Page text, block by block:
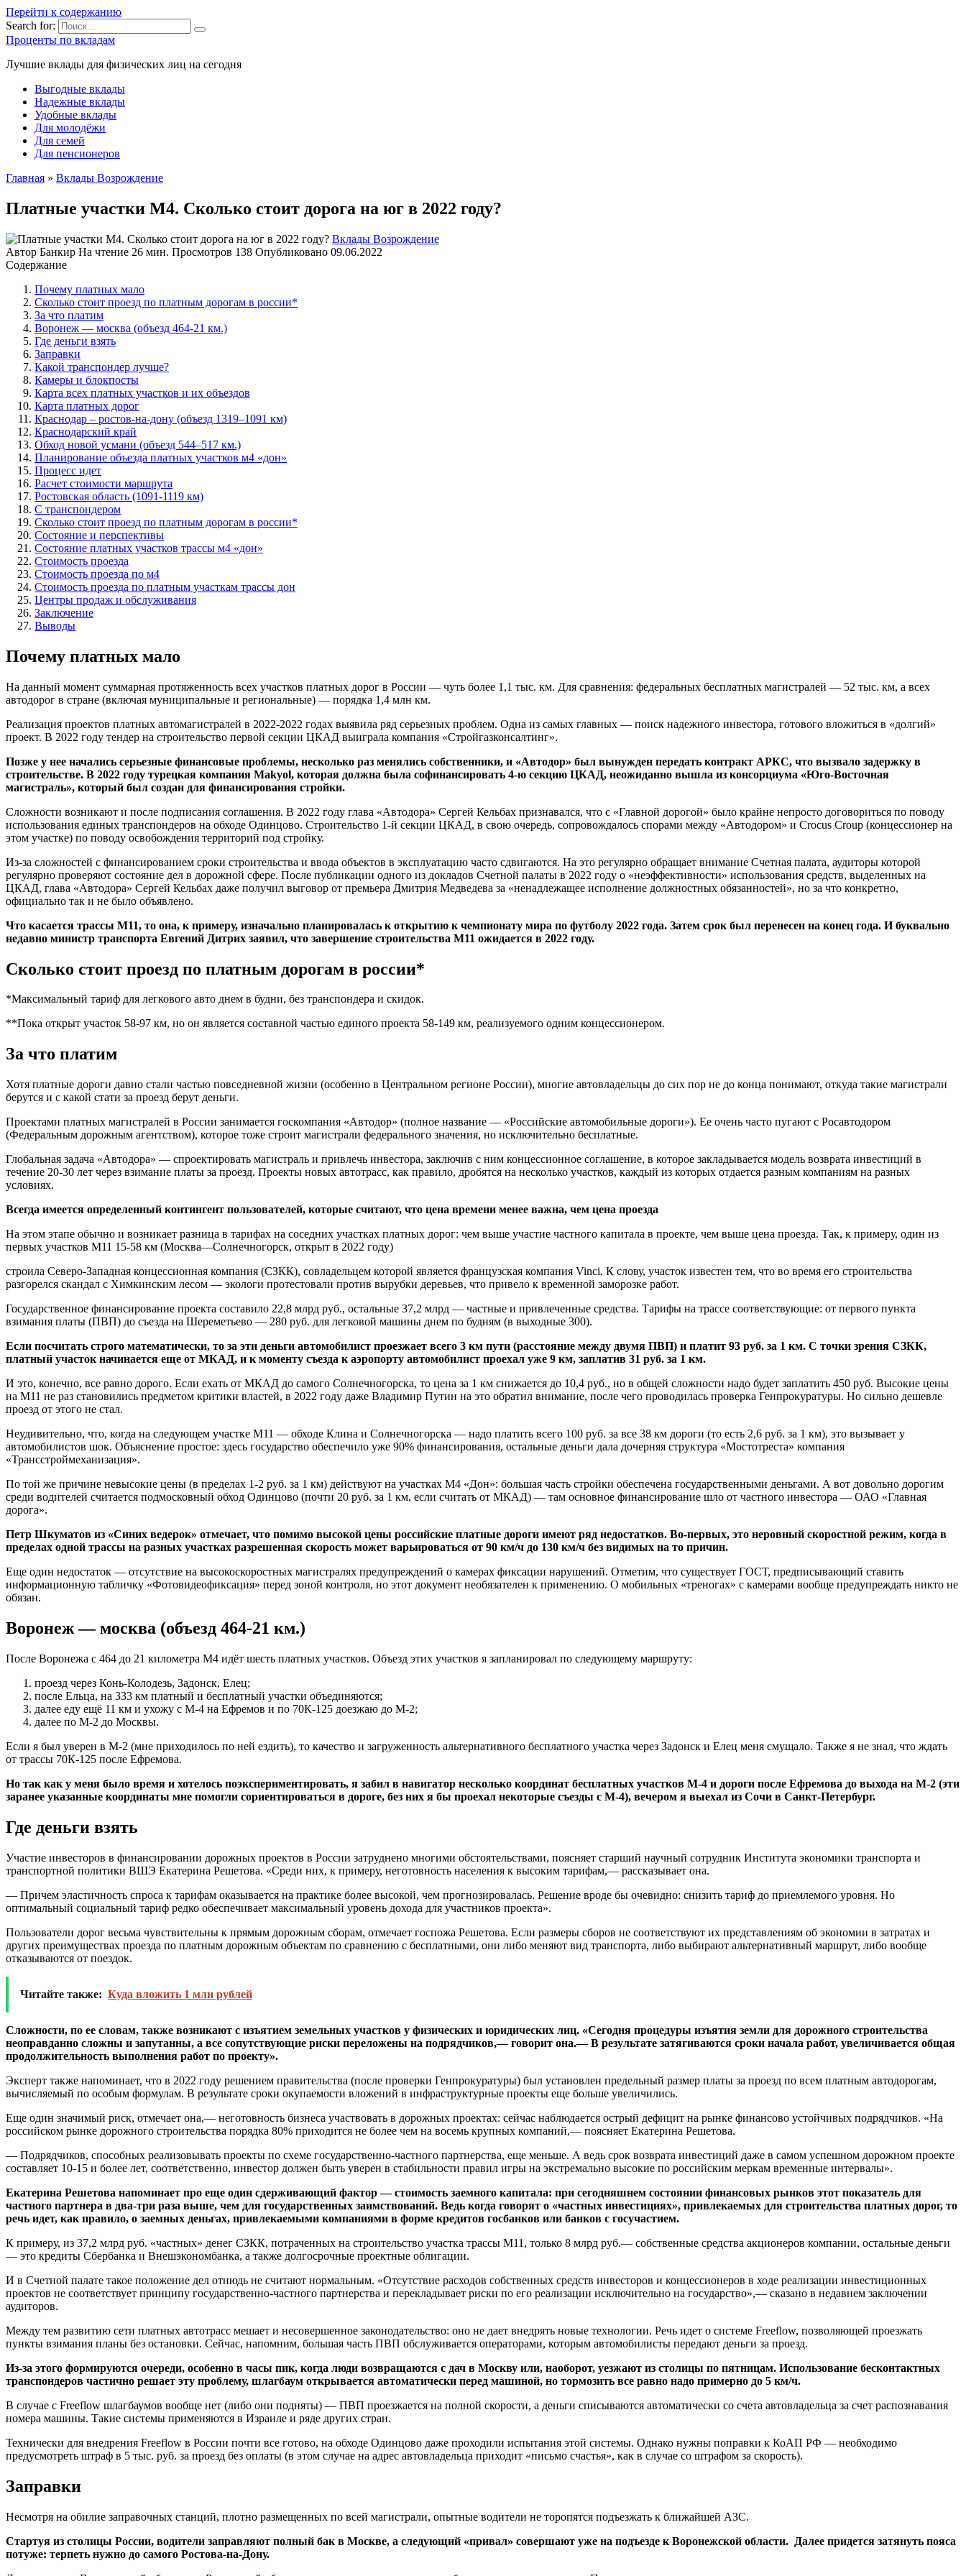
Перейти к содержанию
Search for:
Проценты по вкладам
Лучшие вклады для физических лиц на сегодня
Выгодные вклады
Надежные вклады
Удобные вклады
Для молодёжи
Для семей
Для пенсионеров
Главная » Вклады Возрождение
Платные участки М4. Сколько стоит дорога на юг в 2022 году?
Вклады Возрождение
Автор Банкир На чтение 26 мин. Просмотров 138 Опубликовано 09.06.2022
Содержание
Почему платных мало
Сколько стоит проезд по платным дорогам в россии*
За что платим
Воронеж — москва (объезд 464-21 км.)
Где деньги взять
Заправки
Какой транспондер лучше?
Камеры и блокпосты
Карта всех платных участков и их объездов
Карта платных дорог
Краснодар – ростов-на-дону (объезд 1319–1091 км)
Краснодарский край
Обход новой усмани (объезд 544–517 км.)
Планирование объезда платных участков м4 «дон»
Процесс идет
Расчет стоимости маршрута
Ростовская область (1091-1119 км)
С транспондером
Сколько стоит проезд по платным дорогам в россии*
Состояние и перспективы
Состояние платных участков трассы м4 «дон»
Стоимость проезда
Стоимость проезда по м4
Стоимость проезда по платным участкам трассы дон
Центры продаж и обслуживания
Заключение
Выводы
Почему платных мало
На данный момент суммарная протяженность всех участков платных дорог в России — чуть более 1,1 тыс. км. Для сравнения: федеральных бесплатных магистралей — 52 тыс. км, а всех
автодорог в стране (включая муниципальные и региональные) — порядка 1,4 млн км.
Реализация проектов платных автомагистралей в 2022-2022 годах выявила ряд серьезных проблем. Одна из самых главных — поиск надежного инвестора, готового вложиться в «долгий»
проект. В 2022 году тендер на строительство первой секции ЦКАД выиграла компания «Стройгазконсалтинг».
Позже у нее начались серьезные финансовые проблемы, несколько раз менялись собственники, и «Автодор» был вынужден передать контракт АРКС, что вызвало задержку в
строительстве. В 2022 году турецкая компания Makyol, которая должна была софинансировать 4-ю секцию ЦКАД, неожиданно вышла из консорциума «Юго-Восточная
магистраль», который был создан для финансирования стройки.
Сложности возникают и после подписания соглашения. В 2022 году глава «Автодора» Сергей Кельбах признавался, что с «Главной дорогой» было крайне непросто договориться по поводу
использования единых транспондеров на обходе Одинцово. Строительство 1-й секции ЦКАД, в свою очередь, сопровождалось спорами между «Автодором» и Crocus Croup (концессионер на
этом участке) по поводу освобождения территорий под стройку.
Из-за сложностей с финансированием сроки строительства и ввода объектов в эксплуатацию часто сдвигаются. На это регулярно обращает внимание Счетная палата, аудиторы которой
регулярно проверяют состояние дел в дорожной сфере. После публикации одного из докладов Счетной палаты в 2022 году о «неэффективности» использования средств, выделенных на
ЦКАД, глава «Автодора» Сергей Кельбах даже получил выговор от премьера Дмитрия Медведева за «ненадлежащее исполнение должностных обязанностей», но за что конкретно,
официально так и не было объявлено.
Что касается трассы М11, то она, к примеру, изначально планировалась к открытию к чемпионату мира по футболу 2022 года. Затем срок был перенесен на конец года. И буквально
недавно министр транспорта Евгений Дитрих заявил, что завершение строительства М11 ожидается в 2022 году.
Сколько стоит проезд по платным дорогам в россии*
*Максимальный тариф для легкового авто днем в будни, без транспондера и скидок.
**Пока открыт участок 58-97 км, но он является составной частью единого проекта 58-149 км, реализуемого одним концессионером.
За что платим
Хотя платные дороги давно стали частью повседневной жизни (особенно в Центральном регионе России), многие автовладельцы до сих пор не до конца понимают, откуда такие магистрали
берутся и с какой стати за проезд берут деньги.
Проектами платных магистралей в России занимается госкомпания «Автодор» (полное название — «Российские автомобильные дороги»). Ее очень часто пугают с Росавтодором
(Федеральным дорожным агентством), которое тоже строит магистрали федерального значения, но исключительно бесплатные.
Глобальная задача «Автодора» — спроектировать магистраль и привлечь инвестора, заключив с ним концессионное соглашение, в которое закладывается модель возврата инвестиций в
течение 20-30 лет через взимание платы за проезд. Проекты новых автотрасс, как правило, дробятся на несколько участков, каждый из которых отдается разным компаниям на разных
условиях.
Всегда имеется определенный контингент пользователей, которые считают, что цена времени менее важна, чем цена проезда
На этом этапе обычно и возникает разница в тарифах на соседних участках платных дорог: чем выше участие частного капитала в проекте, чем выше цена проезда. Так, к примеру, один из
первых участков М11 15-58 км (Москва—Солнечногорск, открыт в 2022 году)
строила Северо-Западная концессионная компания (СЗКК), совладельцем которой является французская компания Vinci. К слову, участок известен тем, что во время его строительства
разгорелся скандал с Химкинским лесом — экологи протестовали против вырубки деревьев, что привело к временной заморозке работ.
Государственное финансирование проекта составило 22,8 млрд руб., остальные 37,2 млрд — частные и привлеченные средства. Тарифы на трассе соответствующие: от первого пункта
взимания платы (ПВП) до съезда на Шереметьево — 280 руб. для легковой машины днем по будням (в выходные 300).
Если посчитать строго математически, то за эти деньги автомобилист проезжает всего 3 км пути (расстояние между двумя ПВП) и платит 93 руб. за 1 км. С точки зрения СЗКК,
платный участок начинается еще от МКАД, и к моменту съезда к аэропорту автомобилист проехал уже 9 км, заплатив 31 руб. за 1 км.
И это, конечно, все равно дорого. Если ехать от МКАД до самого Солнечногорска, то цена за 1 км снижается до 10,4 руб., но в общей сложности надо будет заплатить 450 руб. Высокие цены
на М11 не раз становились предметом критики властей, в 2022 году даже Владимир Путин на это обратил внимание, после чего проводилась проверка Генпрокуратуры. Но сильно дешевле
проезд от этого не стал.
Неудивительно, что, когда на следующем участке М11 — обходе Клина и Солнечногорска — надо платить всего 100 руб. за все 38 км дороги (то есть 2,6 руб. за 1 км), это вызывает у
автомобилистов шок. Объяснение простое: здесь государство обеспечило уже 90% финансирования, остальные деньги дала дочерняя структура «Мостотреста» компания
«Трансстроймеханизация».
По той же причине невысокие цены (в пределах 1-2 руб. за 1 км) действуют на участках М4 «Дон»: большая часть стройки обеспечена государственными деньгами. А вот довольно дорогим
среди водителей считается подмосковный обход Одинцово (почти 20 руб. за 1 км, если считать от МКАД) — там основное финансирование шло от частного инвестора — ОАО «Главная
дорога».
Петр Шкуматов из «Синих ведерок» отмечает, что помимо высокой цены российские платные дороги имеют ряд недостатков. Во-первых, это неровный скоростной режим, когда в
пределах одной трассы на разных участках разрешенная скорость может варьироваться от 90 км/ч до 130 км/ч без видимых на то причин.
Еще один недостаток — отсутствие на высокоскоростных магистралях предупреждений о камерах фиксации нарушений. Отметим, что существует ГОСТ, предписывающий ставить
информационную табличку «Фотовидеофиксация» перед зоной контроля, но этот документ необязателен к применению. О мобильных «треногах» с камерами вообще предупреждать никто не
обязан.
Воронеж — москва (объезд 464-21 км.)
После Воронежа с 464 до 21 километра М4 идёт шесть платных участков. Объезд этих участков я запланировал по следующему маршруту:
проезд через Конь-Колодезь, Задонск, Елец;
после Ельца, на 333 км платный и бесплатный участки объединяются;
далее еду ещё 11 км и ухожу с М-4 на Ефремов и по 70К-125 доезжаю до М-2;
далее по М-2 до Москвы.
Если я был уверен в М-2 (мне приходилось по ней ездить), то качество и загруженность альтернативного бесплатного участка через Задонск и Елец меня смущало. Также я не знал, что ждать
от трассы 70К-125 после Ефремова.
Но так как у меня было время и хотелось поэкспериментировать, я забил в навигатор несколько координат бесплатных участков М-4 и дороги после Ефремова до выхода на М-2 (эти
заранее указанные координаты мне помогли сориентироваться в дороге, без них я бы проехал некоторые съезды с М-4), вечером я выехал из Сочи в Санкт-Петербург.
Где деньги взять
Участие инвесторов в финансировании дорожных проектов в России затруднено многими обстоятельствами, поясняет старший научный сотрудник Института экономики транспорта и
транспортной политики ВШЭ Екатерина Решетова. «Среди них, к примеру, неготовность населения к высоким тарифам,— рассказывает она.
— Причем эластичность спроса к тарифам оказывается на практике более высокой, чем прогнозировалась. Решение вроде бы очевидно: снизить тариф до приемлемого уровня. Но
оптимальный социальный тариф редко обеспечивает максимальный уровень дохода для участников проекта».
Пользователи дорог весьма чувствительны к прямым дорожным сборам, отмечает госпожа Решетова. Если размеры сборов не соответствуют их представлениям об экономии в затратах и
других преимуществах проезда по платным дорожным объектам по сравнению с бесплатными, они либо меняют вид транспорта, либо выбирают альтернативный маршрут, либо вообще
отказываются от поездок.
Читайте также: Куда вложить 1 млн рублей
Сложности, по ее словам, также возникают с изъятием земельных участков у физических и юридических лиц. «Сегодня процедуры изъятия земли для дорожного строительства
неоправданно сложны и запутанны, а все сопутствующие риски переложены на подрядчиков,— говорит она.— В результате затягиваются сроки начала работ, увеличивается общая
продолжительность выполнения работ по проекту».
Эксперт также напоминает, что в 2022 году решением правительства (после проверки Генпрокуратуры) был установлен предельный размер платы за проезд по всем платным автодорогам,
вычисляемый по особым формулам. В результате сроки окупаемости вложений в инфраструктурные проекты еще больше увеличились.
Еще один значимый риск, отмечает она,— неготовность бизнеса участвовать в дорожных проектах: сейчас наблюдается острый дефицит на рынке финансово устойчивых подрядчиков. «На
российском рынке дорожного строительства порядка 80% приходится не более чем на восемь крупных компаний,— поясняет Екатерина Решетова.
— Подрядчиков, способных реализовывать проекты по схеме государственно-частного партнерства, еще меньше. А ведь срок возврата инвестиций даже в самом успешном дорожном проекте
составляет 10-15 и более лет, соответственно, инвестор должен быть уверен в стабильности правил игры на экстремально высокие по российским меркам временные интервалы».
Екатерина Решетова напоминает про еще один сдерживающий фактор — стоимость заемного капитала: при сегодняшнем состоянии финансовых рынков этот показатель для
частного партнера в два-три раза выше, чем для государственных заимствований. Ведь когда говорят о «частных инвестициях», привлекаемых для строительства платных дорог, то
речь идет, как правило, о заемных деньгах, привлекаемыми компаниями в форме кредитов госбанков или банков с госучастием.
К примеру, из 37,2 млрд руб. «частных» денег СЗКК, потраченных на строительство участка трассы М11, только 8 млрд руб.— собственные средства акционеров компании, остальные деньги
— это кредиты Сбербанка и Внешэкономбанка, а также долгосрочные проектные облигации.
И в Счетной палате такое положение дел отнюдь не считают нормальным. «Отсутствие расходов собственных средств инвесторов и концессионеров в ходе реализации инвестиционных
проектов не соответствует принципу государственно-частного партнерства и перекладывает риски по его реализации исключительно на государство»,— сказано в недавнем заключении
аудиторов.
Между тем развитию сети платных автотрасс мешает и несовершенное законодательство: оно не дает внедрять новые технологии. Речь идет о системе Freeflow, позволяющей проезжать
пункты взимания планы без остановки. Сейчас, напомним, большая часть ПВП обслуживается операторами, которым автомобилисты передают деньги за проезд.
Из-за этого формируются очереди, особенно в часы пик, когда люди возвращаются с дач в Москву или, наоборот, уезжают из столицы по пятницам. Использование бесконтактных
транспондеров частично решает эту проблему, шлагбаум открывается автоматически перед машиной, но тормозить все равно надо примерно до 5 км/ч.
В случае с Freeflow шлагбаумов вообще нет (либо они подняты) — ПВП проезжается на полной скорости, а деньги списываются автоматически со счета автовладельца за счет распознавания
номера машины. Такие системы применяются в Израиле и ряде других стран.
Технически для внедрения Freeflow в России почти все готово, на обходе Одинцово даже проходили испытания этой системы. Однако нужны поправки к КоАП РФ — необходимо
предусмотреть штраф в 5 тыс. руб. за проезд без оплаты (в этом случае на адрес автовладельца приходит «письмо счастья», как в случае со штрафом за скорость).
Заправки
Несмотря на обилие заправочных станций, плотно размещенных по всей магистрали, опытные водители не торопятся подъезжать к ближайшей АЗС.
Стартуя из столицы России, водители заправляют полный бак в Москве, а следующий «привал» совершают уже на подъезде к Воронежской области. Далее придется затянуть пояса
потуже: терпеть нужно до самого Ростова-на-Дону.